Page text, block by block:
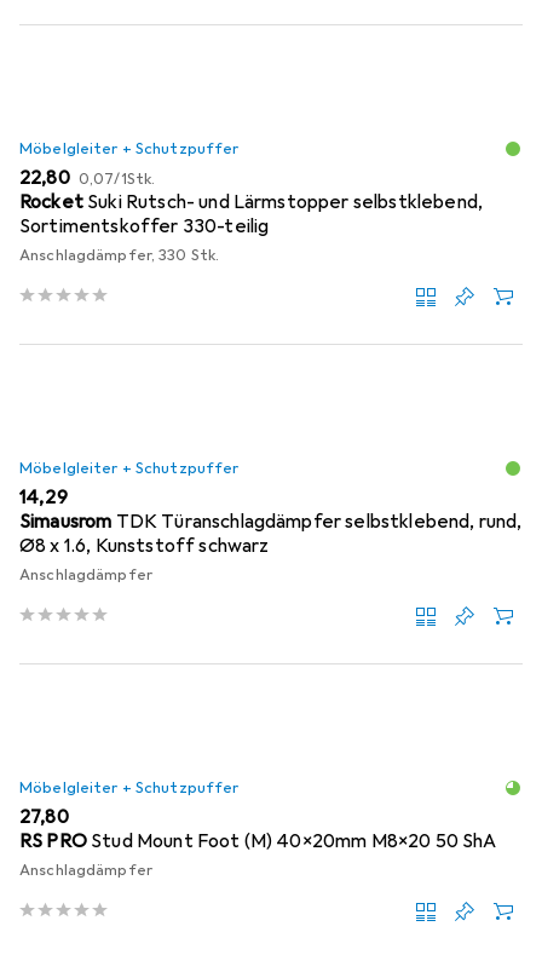
Möbelgleiter + Schutzpuffer
EUR
22,80 EUR
0,07/1Stk.
Rocket Suki Rutsch- und Lärmstopper selbstklebend,
Sortimentskoffer 330-teilig
Anschlagdämpfer, 330 Stk.
Möbelgleiter + Schutzpuffer
EUR
14,29
Simausrom TDK Türanschlagdämpfer selbstklebend, rund,
Ø8 x 1.6, Kunststoff schwarz
Anschlagdämpfer
Möbelgleiter + Schutzpuffer
EUR
27,80
RS PRO Stud Mount Foot (M) 40x20mm M8x20 50 ShA
Anschlagdämpfer